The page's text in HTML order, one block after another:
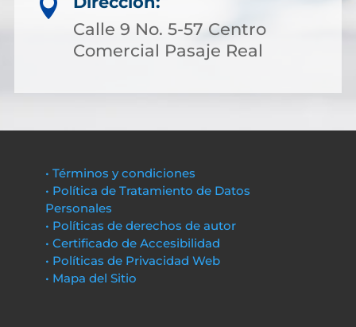

Calle 9 No. 5-57 Centro
Comercial Pasaje Real
• Términos y condiciones
• Política de Tratamiento de Datos
Personales
• Políticas de derechos de autor
• Certificado de Accesibilidad
• Políticas de Privacidad Web
• Mapa del Sitio